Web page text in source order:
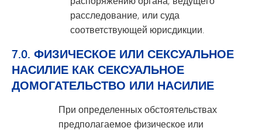
расследование, или суда
соответствующей юрисдикции.
7.0. ФИЗИЧЕСКОЕ ИЛИ СЕКСУАЛЬНОЕ
НАСИЛИЕ КАК СЕКСУАЛЬНОЕ
ДОМОГАТЕЛЬСТВО ИЛИ НАСИЛИЕ
При определенных обстоятельствах
предполагаемое физическое или